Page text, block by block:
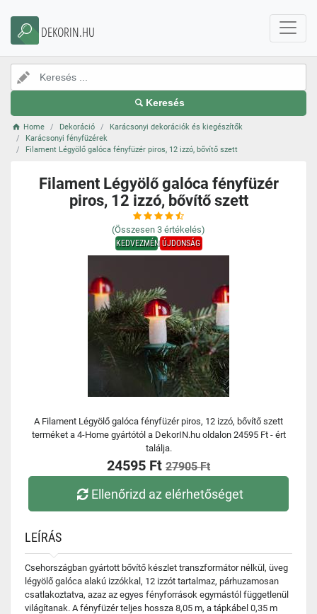
DEKORIN.HU
Keresés
Home Dekoráció
Karácsonyi dekorációk és kiegészítők
Karácsonyi fényfüzérek
Filament Légyölő galóca fényfüzér piros, 12 izzó, bővítő szett
Filament Légyölő galóca fényfüzér
piros, 12 izzó, bővítő szett
(Összesen 3 értékelés)
KEDVEZMÉNYÚJDONSÁG
A Filament Légyölő galóca fényfüzér piros, 12 izzó, bővítő szett
terméket a 4-Home gyártótól a DekorIN.hu oldalon 24595 Ft - ért
találja.
24595 Ft 27905 Ft
Ellenőrizd az elérhetőséget
LEÍRÁS
Csehországban gyártott bővítő készlet transzformátor nélkül, üveg
légyölő galóca alakú izzókkal, 12 izzót tartalmaz, párhuzamosan
csatlakoztatva, azaz az egyes fényforrások egymástól függetlenül
világítanak. A fényfüzér teljes hossza 8,05 m, a tápkábel 0,35 m